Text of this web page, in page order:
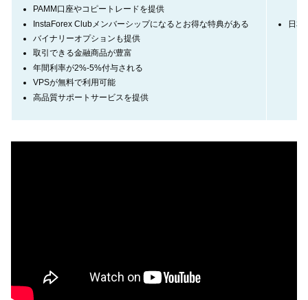
PAMM口座やコピートレードを提供
InstaForex Clubメンバーシップになるとお得な特典がある
バイナリーオプションも提供
取引できる金融商品が豊富
年間利率が2%-5%付与される
VPSが無料で利用可能
高品質サポートサービスを提供
日本